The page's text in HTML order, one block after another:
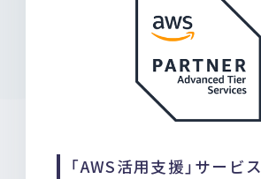
「AWS活用支援」サービス